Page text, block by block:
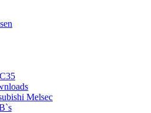
Melsec